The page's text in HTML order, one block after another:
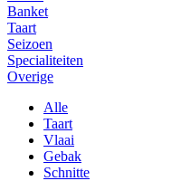
Banket
Taart
Seizoen
Specialiteiten
Overige
Alle
Taart
Vlaai
Gebak
Schnitte